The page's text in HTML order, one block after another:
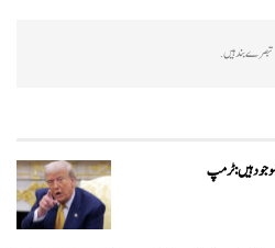
تبصرے بند ہیں.
ہیں: ٹرمپ